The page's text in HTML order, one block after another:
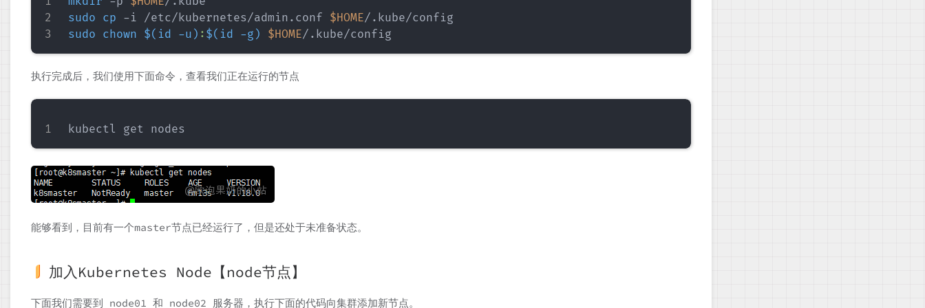
sudo cp -i /etc/kubernetes/admin.conf $HOME
sudo chown $( id -u ) : $( id -g ) $HOME
执行完成后，我们使用下面命令，查看我们正在运行的节点
能够看到，目前有一个master节点已经运行了，但是还处于未准备状态。
加入Kubernetes Node【node节点】
下面我们需要到 node01 和 node02 服务器，执行下面的代码向集群添加新节点。